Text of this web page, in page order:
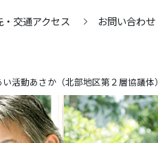
・交通アクセス お問い合わせ
活動あさか（北部地区第２層協議体）